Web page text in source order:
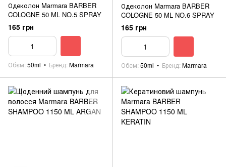
Одеколон Marmara BARBER
COLOGNE 50 ML NO.5 SPRAY
165 грн
Обєм 50ml Бренд Marmara
Одеколон Marmara BARBER
COLOGNE 50 ML NO.6 SPRAY
165 грн
Обєм 50ml Бренд Marmara